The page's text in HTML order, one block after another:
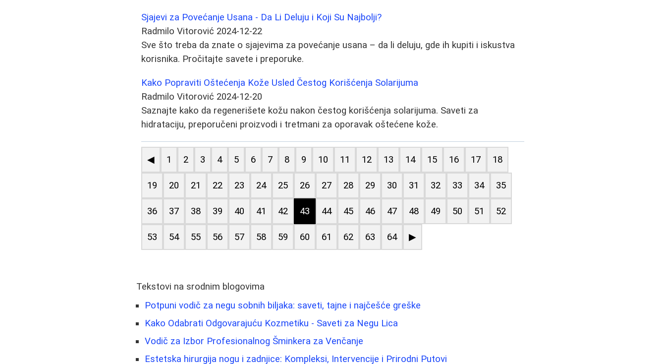
Sjajevi za Povećanje Usana - Da Li Deluju i Koji Su Najbolji?
Radmilo Vitorović 2024-12-22
Sve što treba da znate o sjajevima za povećanje usana – da li deluju, gde ih kupiti i iskustva
korisnika. Pročitajte savete i preporuke.
Kako Popraviti Oštećenja Kože Usled Čestog Korišćenja Solarijuma
Radmilo Vitorović 2024-12-20
Saznajte kako da regenerišete kožu nakon čestog korišćenja solarijuma. Saveti za
hidrataciju, preporučeni proizvodi i tretmani za oporavak oštećene kože.
◀ 1 2 3 4 5 6 7 8 9 10 11 12 13 14 15 16 17 18
19 20 21 22 23 24 25 26 27 28 29 30 31 32 33 34 35
36 37 38 39 40 41 42 43 44 45 46 47 48 49 50 51 52
53 54 55 56 57 58 59 60 61 62 63 64 ▶
Tekstovi na srodnim blogovima
Potpuni vodič za negu sobnih biljaka: saveti, tajne i najčešće greške
Kako Odabrati Odgovarajuću Kozmetiku - Saveti za Negu Lica
Vodič za Izbor Profesionalnog Šminkera za Venčanje
Estetska hirurgija nogu i zadnjice: Kompleksi, Intervencije i Prirodni Putovi